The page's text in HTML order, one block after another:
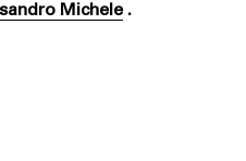
Michele.